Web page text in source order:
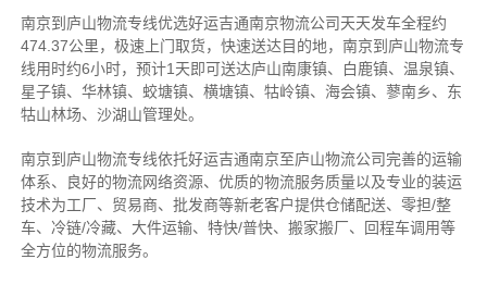
南京到庐山物流专线优选好运吉通南京物流公司天天发车全程约
474.37公里， 极速上门取货，快速送达目的地，南京到庐山物流专
线用时约6小时，预计1天即可送达庐山南康镇、白鹿镇、温泉镇、
星子镇、华林镇、蛟塘镇、横塘镇、牯岭镇、海会镇、蓼南乡、东
牯山林场、沙湖山管理处。
南京到庐山物流专线依托好运吉通南京至庐山物流公司完善的运输
体系、良好的物流网络资源、优质的物流服务质量以及专业的装运
技术为工厂、贸易商、批发商等新老客户提供仓储配送、零担/整
车、冷链/冷藏、大件运输、特快/普快、搬家搬厂、回程车调用等
全方位的物流服务。